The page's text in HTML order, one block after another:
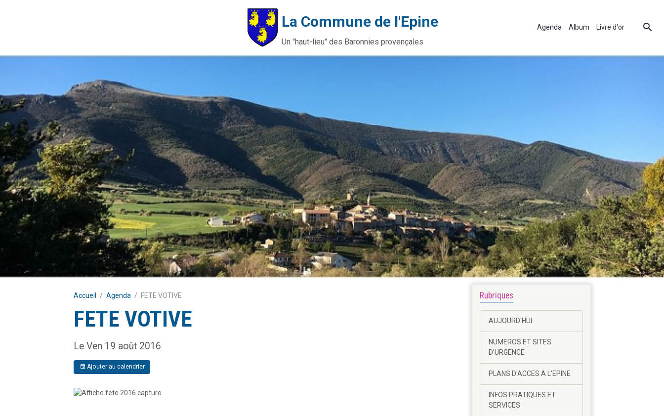
La Commune de l'Epine
Un "haut-lieu" des Baronnies provençales
Agenda Album Livre d'or
Accueil Agenda FETE VOTIVE
FETE VOTIVE
Le Ven 19 août 2016
Ajouter au calendrier
Rubriques
AUJOURD'HUI
NUMEROS ET SITES
D'URGENCE
PLANS D'ACCES A L'EPINE
INFOS PRATIQUES ET
SERVICES